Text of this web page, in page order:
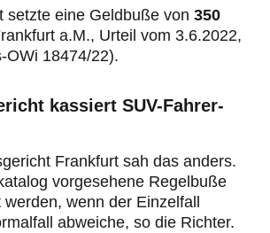
setzte eine Geldbuße von 350
a.M., Urteil vom 3.6.2022,
OWi 18474/22).
kassiert SUV-Fahrer-
Frankfurt sah das anders.
vorgesehene Regelbuße
wenn der Einzelfall
abweiche, so die Richter.